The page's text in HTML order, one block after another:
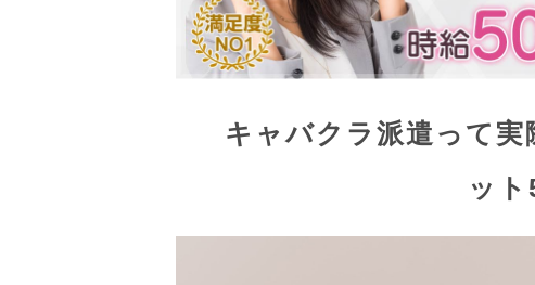
キャバクラ派遣って
ッ